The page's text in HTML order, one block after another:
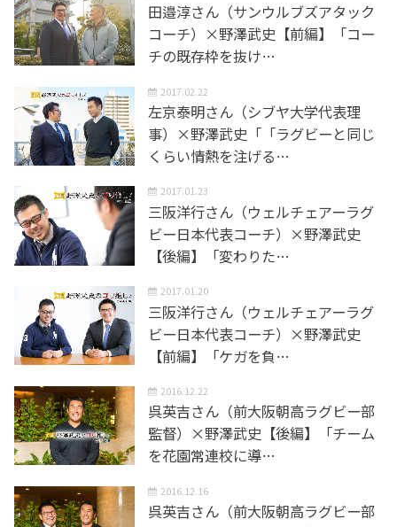
田邉淳さん（サンウルブズアタック
コーチ）×野澤武史【前編】「コー
チの既存枠を抜け…
2017.02.22
左京泰明さん（シブヤ大学代表理
事）×野澤武史「「ラグビーと同じ
くらい情熱を注げる…
2017.01.23
三阪洋行さん（ウェルチェアーラグ
ビー日本代表コーチ）×野澤武史
【後編】「変わりた…
2017.01.20
三阪洋行さん（ウェルチェアーラグ
ビー日本代表コーチ）×野澤武史
【前編】「ケガを負…
2016.12.22
呉英吉さん（前大阪朝高ラグビー部
監督）×野澤武史【後編】「チーム
を花園常連校に導…
2016.12.16
呉英吉さん（前大阪朝高ラグビー部